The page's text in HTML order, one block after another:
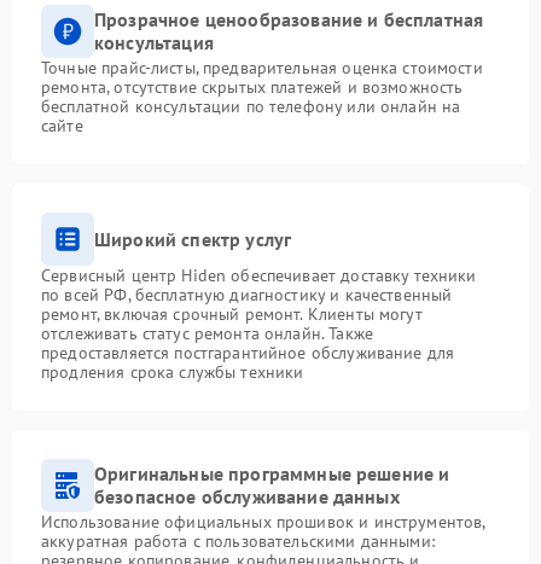
Прозрачное ценообразование и бесплатная
консультация
Точные прайс-листы, предварительная оценка стоимости
ремонта, отсутствие скрытых платежей и возможность
бесплатной консультации по телефону или онлайн на
сайте
Широкий спектр услуг
Сервисный центр Hiden обеспечивает доставку техники
по всей РФ, бесплатную диагностику и качественный
ремонт, включая срочный ремонт. Клиенты могут
отслеживать статус ремонта онлайн. Также
предоставляется постгарантийное обслуживание для
продления срока службы техники
Оригинальные программные решение и
безопасное обслуживание данных
Использование официальных прошивок и инструментов,
аккуратная работа с пользовательскими данными: